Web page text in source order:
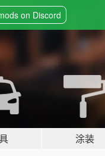
on Discord
涂装